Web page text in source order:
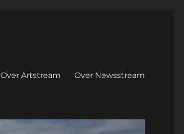
Over Artstream Over Newsstream